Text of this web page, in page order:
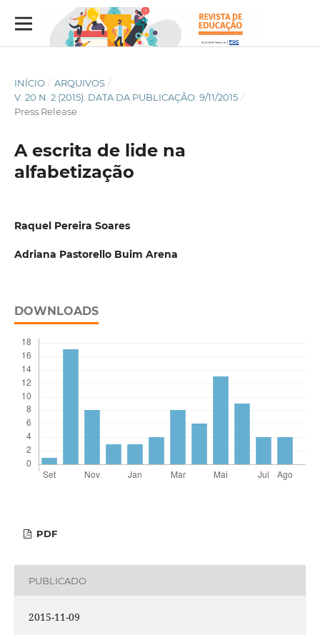
INÍCIO / ARQUIVOS /
V. 20 N. 2 (2015): DATA DA PUBLICAÇÃO: 9/11/2015 /
Press Release
A escrita de lide na
alfabetização
Raquel Pereira Soares
Adriana Pastorello Buim Arena
DOWNLOADS
PDF
PUBLICADO
2015-11-09